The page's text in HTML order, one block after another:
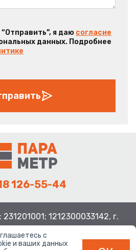
я даю согласие
данных. Подробнее
126-55-44
1212300033142, г.
с
и ваших данных